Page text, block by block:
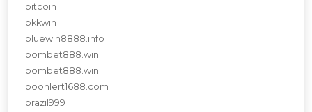
bitcoin
bkkwin
bluewin8888.info
bombet888.win
bombet888.win
boonlert1688.com
brazil999